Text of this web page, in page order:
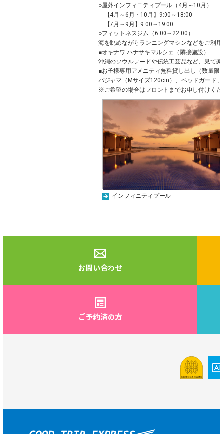
○屋外インフィニティプール（4月～10月）
【4月～6月・10月】9:00～18:00
【7月～9月】9:00～19:00
○フィットネスジム（6:00～22:00）
海を眺めながらランニングマシンなどをご利
■オキナワ ハナサキマルシェ（隣接施設）
沖縄のソウルフードや伝統工芸品など、見て
■お子様専用アメニティ無料貸し出し（数量
パジャマ（Mサイズ120cm）、ベッドガード
※ご希望の場合はフロントまでお申し付けく
インフィニティプール
お問い合わせ
ご予約済の方